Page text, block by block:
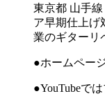
東京都 山手
ア早期仕上げ
業のギターリ
●ホームペー
●YouTubeで